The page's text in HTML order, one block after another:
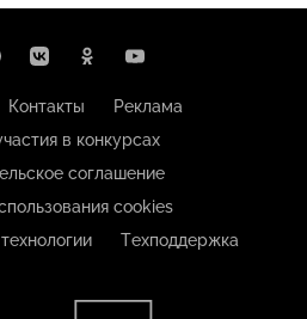
Контакты
Реклама
в конкурсах
соглашение
cookies
Техподдержка